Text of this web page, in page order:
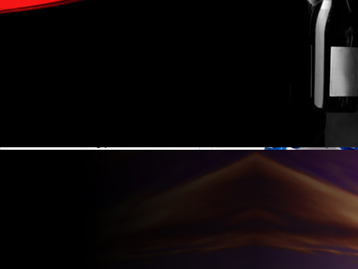
金湖凱銘儀表有限公司LOGO